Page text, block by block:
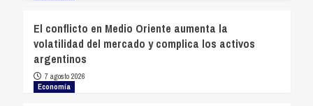
El conflicto en Medio Oriente aumenta la
volatilidad del mercado y complica los activos
argentinos
7 agosto 2026
Economía